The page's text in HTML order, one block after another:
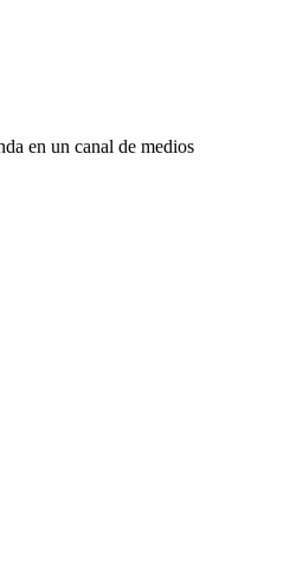
en un canal de medios